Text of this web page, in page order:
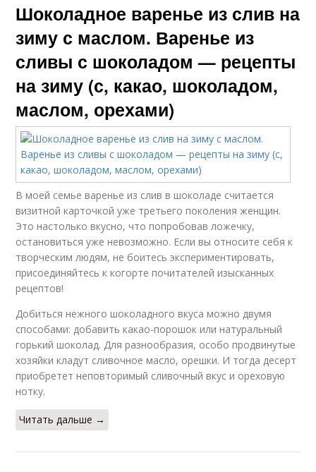
Шоколадное варенье из слив на
зиму с маслом. Варенье из
сливы с шоколадом — рецепты
на зиму (с, какао, шоколадом,
маслом, орехами)
В моей семье варенье из слив в шоколаде считается
визитной карточкой уже третьего поколения женщин.
Это настолько вкусно, что попробовав ложечку,
остановиться уже невозможно. Если вы относите себя к
творческим людям, не боитесь экспериментировать,
присоединяйтесь к когорте почитателей изысканных
рецептов!
Добиться нежного шоколадного вкуса можно двумя
способами: добавить какао-порошок или натуральный
горький шоколад. Для разнообразия, особо продвинутые
хозяйки кладут сливочное масло, орешки. И тогда десерт
приобретет неповторимый сливочный вкус и ореховую
нотку.
Читать дальше →